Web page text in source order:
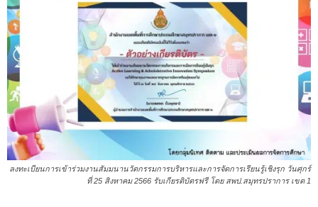
ลงทะเบียนการเข้าร่วมงานสัมมนานวัตกรรมการบริหารและการจัดการเรียนรู้เชิงรุก วันศุกร์
ที่ 25 สิงหาคม 2566 รับเกียรติบัตรฟรี โดย สพป.สมุทรปราการ เขต 1